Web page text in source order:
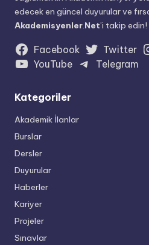
edecek en güncel duyurular ve
Akademisyenler.Net’i takip edin!
Facebook Twitter
YouTube
Telegram
Kategoriler
Akademik İlanlar
Burslar
Dersler
Duyurular
Haberler
Kariyer
Projeler
Sınavlar